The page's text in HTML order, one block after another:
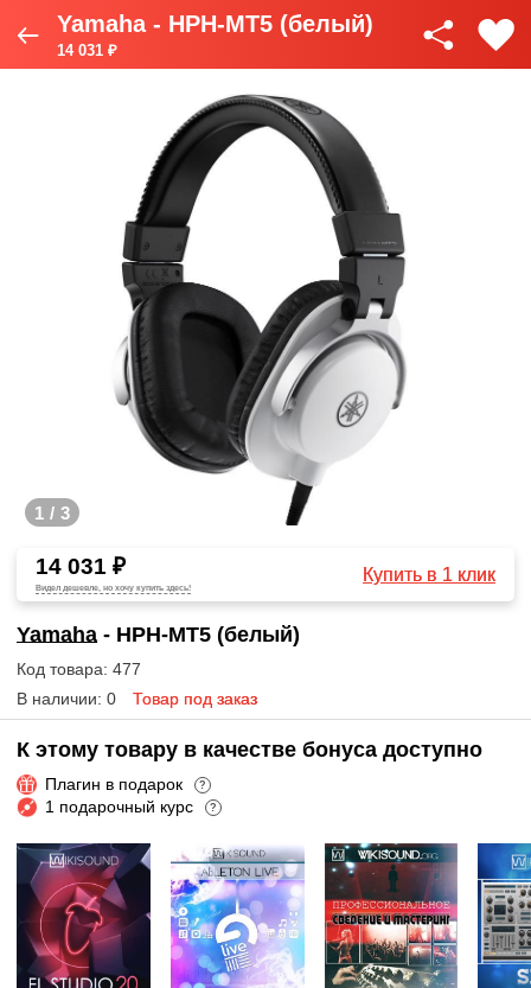
Yamaha - HPH-MT5 (белый)
14 031 ₽
1 / 3
14 031 ₽
Видел дешевле, но хочу купить здесь!
Купить в 1 клик
Yamaha - HPH-MT5 (белый)
Код товара: 477
В наличии: 0
Товар под заказ
К этому товару в качестве бонуса доступно
Плагин в подарок ?
1 подарочный курс ?